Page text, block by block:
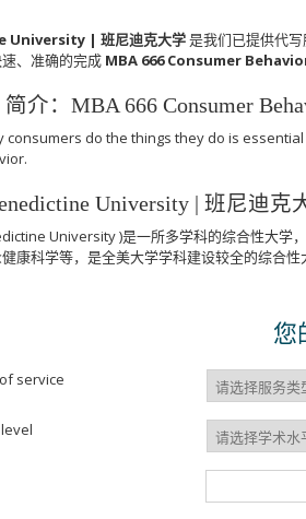
University | 班尼迪克大学是我们已提供代
、准确的完成 MBA 666 Consumer
介：MBA 666 Consumer
consumers do the things they do is
University | 班尼迪克
University )是一所多学科的综合性大学
康科学等，是全美大学学科建设较全的综合性
您
service